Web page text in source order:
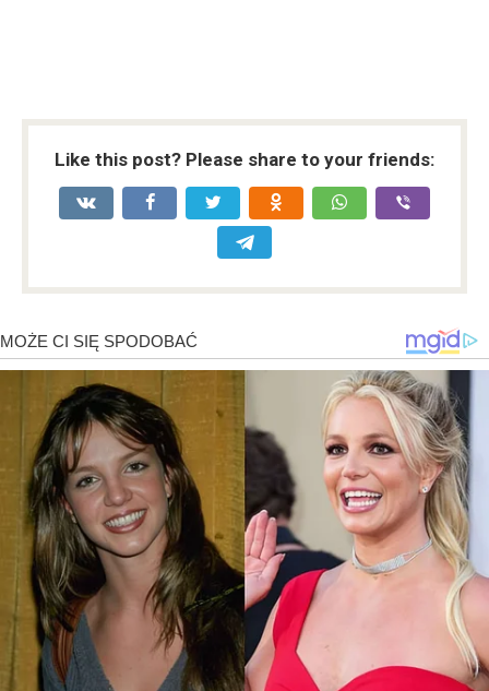
Like this post? Please share to your friends: